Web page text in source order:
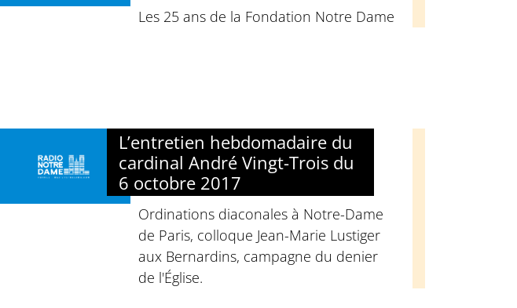
Les 25 ans de la Fondation Notre Dame
L’entretien hebdomadaire du
cardinal André Vingt-Trois du
6 octobre 2017
Ordinations diaconales à Notre-Dame
de Paris, colloque Jean-Marie Lustiger
aux Bernardins, campagne du denier
de l'Église.